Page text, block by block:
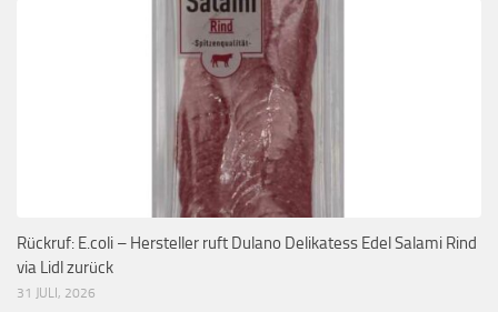
Rückruf: E.coli – Hersteller ruft Dulano Delikatess Edel Salami Rind
via Lidl zurück
31 JULI, 2026